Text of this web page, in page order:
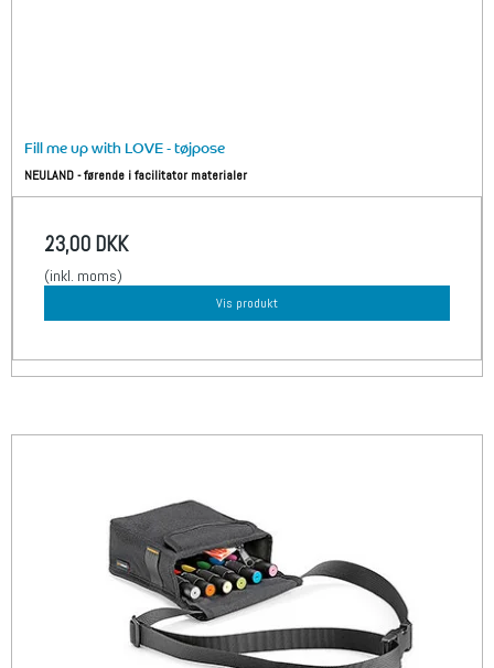
Fill me up with LOVE - tøjpose
NEULAND - førende i facilitator materialer
23,00 DKK
(inkl. moms)
Vis produkt